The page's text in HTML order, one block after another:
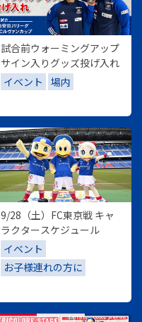
試合前ウォーミングアップ
サイン入りグッズ投げ入れ
イベント
場内
9/28（土）FC東京戦 キャ
ラクタースケジュール
イベント
お子様連れの方に